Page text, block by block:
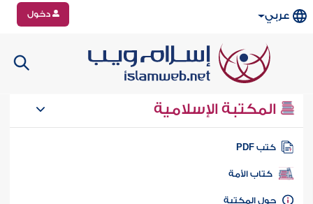
عربي دخول
المكتبة الإسلامية
كتب PDF
كتاب الأمة